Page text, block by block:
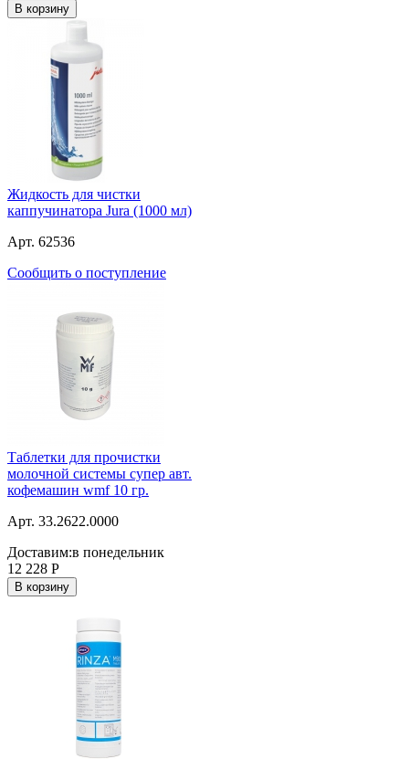
В корзину
Жидкость для чистки
каппучинатора Jura (1000 мл)
Арт. 62536
Сообщить о поступление
Таблетки для прочистки
молочной системы супер авт.
кофемашин wmf 10 гр.
Арт. 33.2622.0000
Доставим:в понедельник
12 228 Р
В корзину